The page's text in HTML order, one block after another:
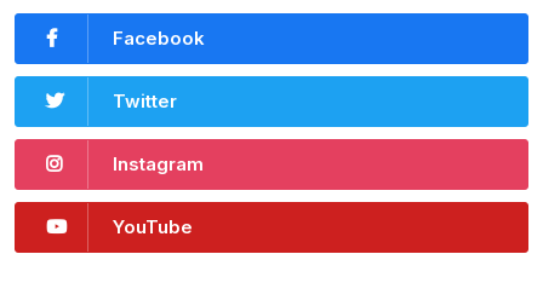
Facebook
Twitter
Instagram
YouTube